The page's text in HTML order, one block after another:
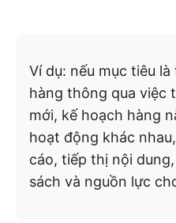
Ví dụ: nếu mục tiêu
hàng thông qua việc
mới, kế hoạch hàng
hoạt động khác
cáo, tiếp thị nội
sách và nguồn lực